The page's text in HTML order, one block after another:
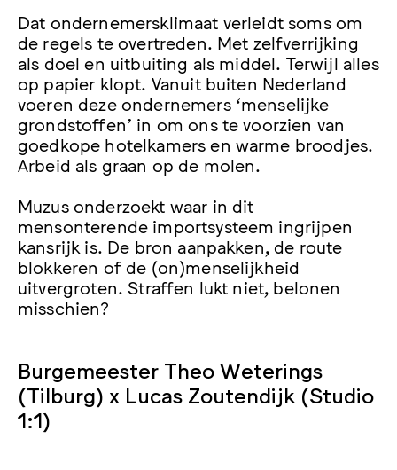
Dat ondernemersklimaat verleidt soms om
de regels te overtreden. Met zelfverrijking
als doel en uitbuiting als middel. Terwijl alles
op papier klopt. Vanuit buiten Nederland
voeren deze ondernemers ‘menselijke
grondstoffen’ in om ons te voorzien van
goedkope hotelkamers en warme broodjes.
Arbeid als graan op de molen.
Muzus onderzoekt waar in dit
mensonterende importsysteem ingrijpen
kansrijk is. De bron aanpakken, de route
blokkeren of de (on)menselijkheid
uitvergroten. Straffen lukt niet, belonen
misschien?
Burgemeester Theo Weterings
(Tilburg) x Lucas Zoutendijk (Studio
1:1)